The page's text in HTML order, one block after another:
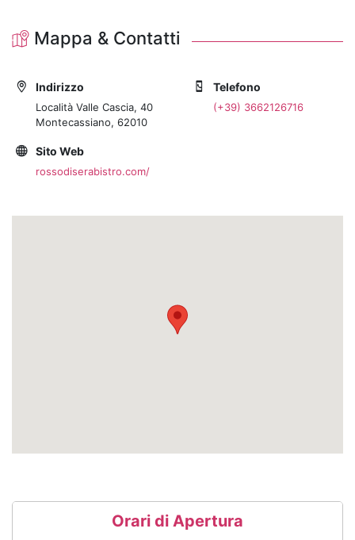
Mappa & Contatti
Indirizzo
Località Valle Cascia, 40
Montecassiano, 62010
Telefono
(+39) 3662126716
Sito Web
rossodiserabistro.com/
Orari di Apertura